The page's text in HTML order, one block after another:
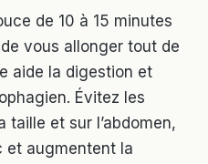
de 10 à 15 minutes
vous allonger tout de
aide la digestion et
Évitez les
et sur l’abdomen,
et augmentent la